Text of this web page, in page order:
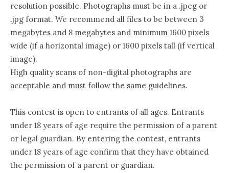
resolution possible. Photographs must be in a .jpeg or
.jpg format. We recommend all files to be between 3
megabytes and 8 megabytes and minimum 1600 pixels
wide (if a horizontal image) or 1600 pixels tall (if vertical
image).
High quality scans of non-digital photographs are
acceptable and must follow the same guidelines.
This contest is open to entrants of all ages. Entrants
under 18 years of age require the permission of a parent
or legal guardian. By entering the contest, entrants
under 18 years of age confirm that they have obtained
the permission of a parent or guardian.